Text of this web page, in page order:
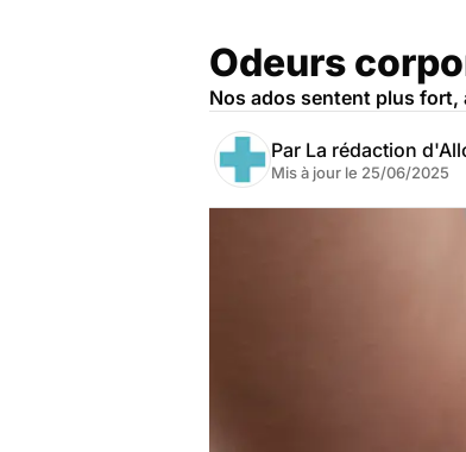
Odeurs
Nos ados sentent plus fort,
Par La rédaction
Mis à jour le 25/06/2025